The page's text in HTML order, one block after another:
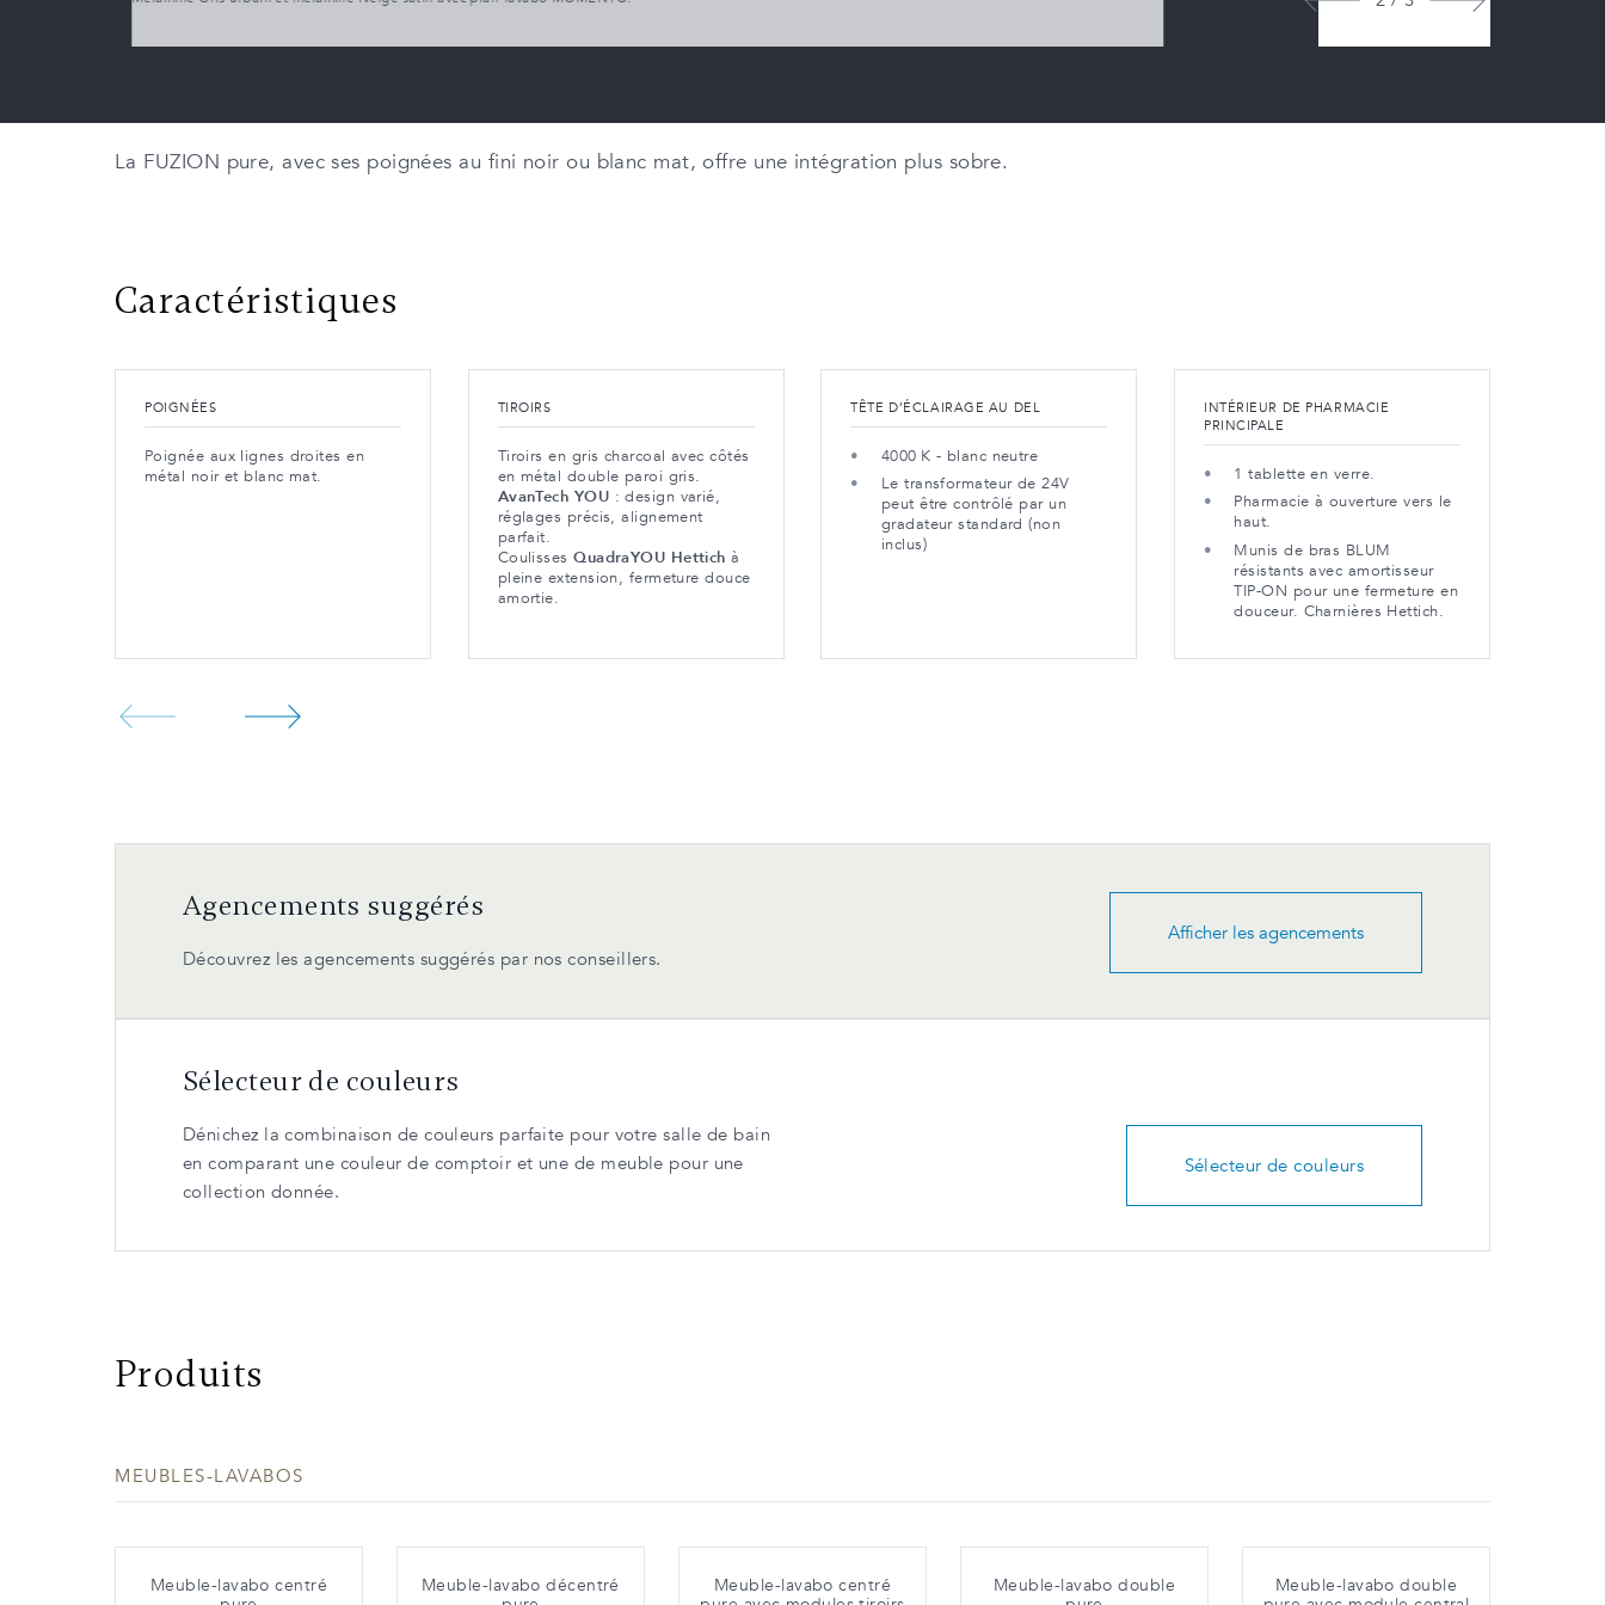
La FUZION pure, avec ses poignées au fini noir ou blanc mat, offre une intégration plus sobre.
Caractéristiques
POIGNÉES
Poignée aux lignes droites en
métal noir et blanc mat.
TIROIRS
Tiroirs en gris charcoal avec côtés
en métal double paroi gris.
AvanTech YOU : design varié,
réglages précis, alignement
parfait.
CoulissesQuadraYOU Hettich à
pleine extension, fermeture douce
amortie.
TÊTE D’ÉCLAIRAGE AU DEL
4000 K - blanc neutre
Le transformateur de 24V
peut être contrôlé par un
gradateur standard (non
inclus)
INTÉRIEUR DE PHARMACIE
PRINCIPALE
1 tablette en verre.
Pharmacie à ouverture vers le
haut.
Munis de bras BLUM
résistants avec amortisseur
TIP-ON pour une fermeture en
douceur. Charnières Hettich.
Agencements suggérés
Découvrez les agencements suggérés par nos conseillers.
Afficher les agencements
Sélecteur de couleurs
Dénichez la combinaison de couleurs parfaite pour votre salle de bain
en comparant une couleur de comptoir et une de meuble pour une
collection donnée.
Sélecteur de couleurs
Produits
MEUBLES-LAVABOS
Meuble-lavabo centré
Meuble-lavabo décentré
Meuble-lavabo centré
Meuble-lavabo double
Meuble-lavabo double